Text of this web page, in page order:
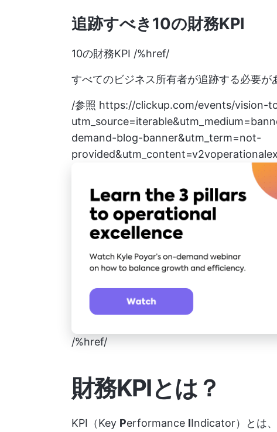
追跡すべき10の財務KPI
10の財務KPI /%href/
すべてのビジネス所有者が追跡する必要が
/参照 https://clickup.com/events/vision-
demand-blog-banner&utm_term=not-
/%href/
財務KPIとは？
KPI（Key Performance IIndicator）とは